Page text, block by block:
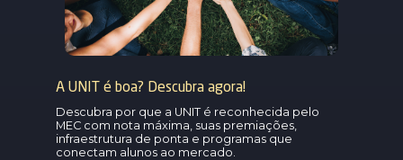
A UNIT é boa? Descubra agora!
Descubra por que a UNIT é reconhecida pelo
MEC com nota máxima, suas premiações,
infraestrutura de ponta e programas que
conectam alunos ao mercado.